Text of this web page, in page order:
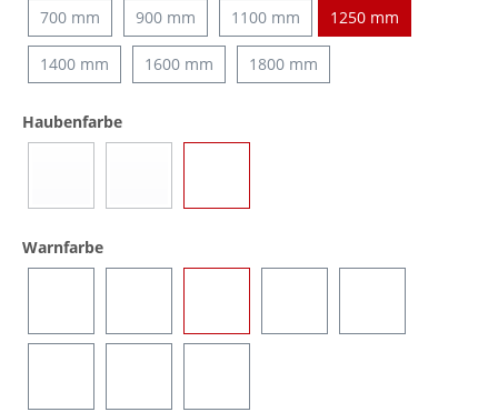
700 mm
900 mm 1100 mm 1250 mm
1400 mm 1600 mm 1800 mm
Haubenfarbeauswählen
Warnfarbeauswählen